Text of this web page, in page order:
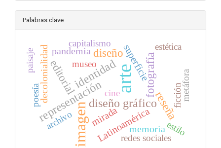
Palabras clave
arte
imagen
representación
identidad
diseño gráficoreseña
fotografía
editorial
diseño
mirada
Latinoamérica
superficie
decolonialidad
memoria
pandemia
archivo estilo
ficciónmetáfora
estética
poesía
redes sociales
paisaje museo
capitalismo
cine